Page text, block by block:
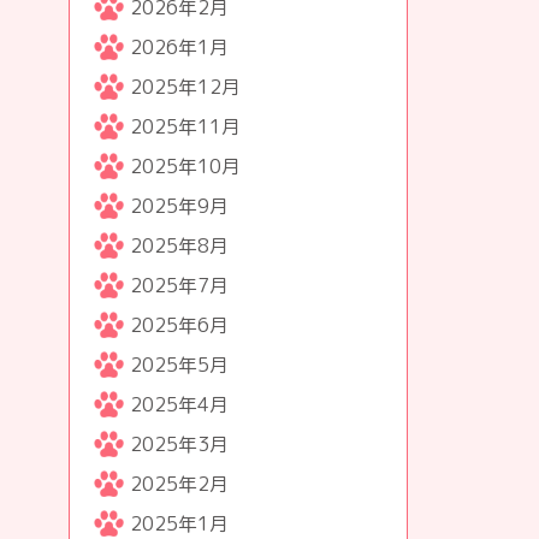
2026年2月
2026年1月
2025年12月
2025年11月
2025年10月
2025年9月
2025年8月
2025年7月
2025年6月
2025年5月
2025年4月
2025年3月
2025年2月
2025年1月